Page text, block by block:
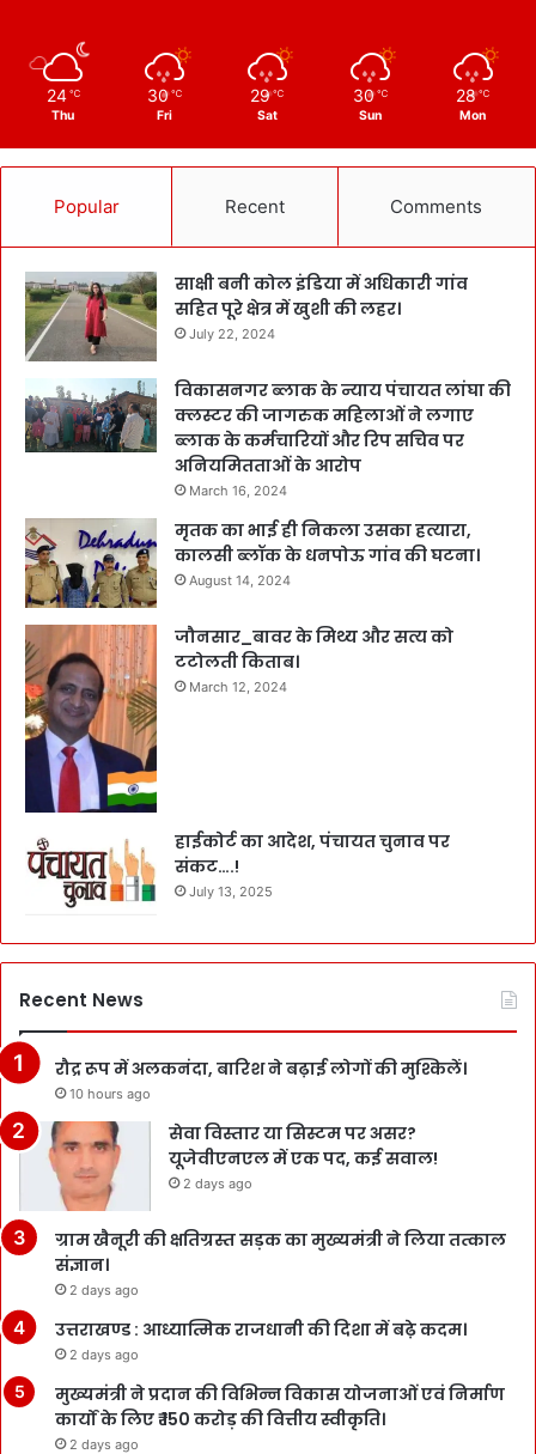
24 ℃
Thu
30 ℃
Fri
29 ℃
Sat
30 ℃
Sun
28 ℃
Mon
Popular Recent Comments
साक्षी बनी कोल इंडिया में अधिकारी गांव
सहित पूरे क्षेत्र में खुशी की लहर।
July 22, 2024
विकासनगर ब्लाक के न्याय पंचायत लांघा की
क्लस्टर की जागरुक महिलाओं ने लगाए
ब्लाक के कर्मचारियों और रिप सचिव पर
अनियमितताओं के आरोप
March 16, 2024
मृतक का भाई ही निकला उसका हत्यारा,
कालसी ब्लॉक के धनपोऊ गांव की घटना।
August 14, 2024
जौनसार_बावर के मिथ्य और सत्य को
टटोलती किताब।
March 12, 2024
हाईकोर्ट का आदेश, पंचायत चुनाव पर
संकट….!
July 13, 2025
Recent News
रौद्र रूप में अलकनंदा, बारिश ने बढ़ाई लोगों की मुश्किलें।
10 hours ago
सेवा विस्तार या सिस्टम पर असर?
यूजेवीएनएल में एक पद, कई सवाल!
2 days ago
ग्राम खैनूरी की क्षतिग्रस्त सड़क का मुख्यमंत्री ने लिया तत्काल
संज्ञान।
2 days ago
उत्तराखण्ड : आध्यात्मिक राजधानी की दिशा में बढ़े कदम।
2 days ago
मुख्यमंत्री ने प्रदान की विभिन्न विकास योजनाओं एवं निर्माण
कार्यों के लिए ₹ 150 करोड़ की वित्तीय स्वीकृति।
2 days ago